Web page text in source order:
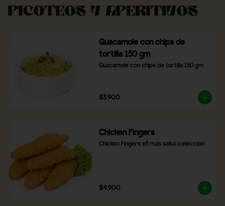
Picoteos y Aperitivos
Guacamole con chips de
tortilla 150 gm
Guacamole con chips de tortilla 150 gm
$3.900
Chicken Fingers
Chicken Fingers x5 más salsa a elección
$4.900